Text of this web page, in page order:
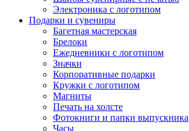
Электроника с логотипом
Подарки и сувениры
Багетная мастерская
Брелоки
Ежедневники с логотипом
Значки
Корпоративные подарки
Кружки с логотипом
Магниты
Печать на холсте
Фотокниги и папки выпускника
Часы